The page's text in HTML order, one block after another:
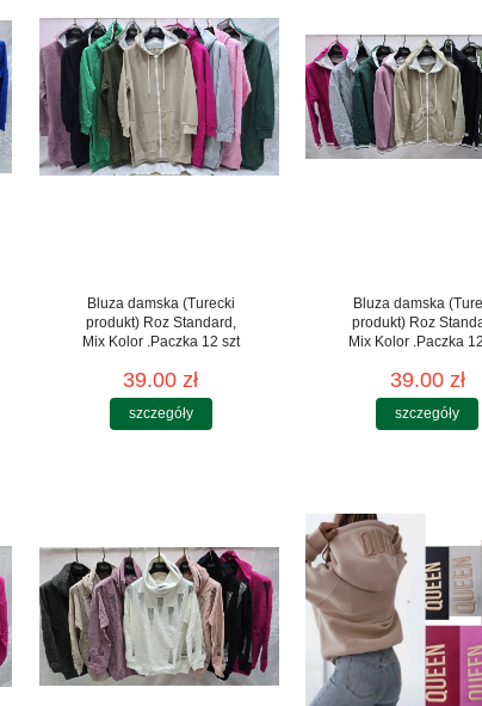
Bluza damska (Turecki
produkt) Roz Standard,
Mix Kolor .Paczka 12 szt
39.00 zł
szczegóły
Bluza damska
produkt) Roz
Mix Kolor .Paczka
39.00 zł
szczegóły